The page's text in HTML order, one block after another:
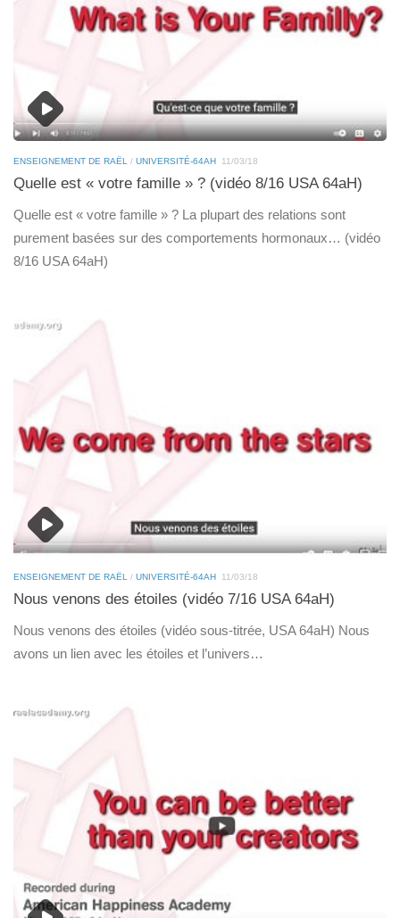
ENSEIGNEMENT DE RAËL / UNIVERSITÉ-64AH 11/03/18
Quelle est « votre famille » ? (vidéo 8/16 USA 64aH)
Quelle est « votre famille » ? La plupart des relations sont
purement basées sur des comportements hormonaux… (vidéo
8/16 USA 64aH)
ENSEIGNEMENT DE RAËL / UNIVERSITÉ-64AH 11/03/18
Nous venons des étoiles (vidéo 7/16 USA 64aH)
Nous venons des étoiles (vidéo sous-titrée, USA 64aH) Nous
avons un lien avec les étoiles et l’univers…